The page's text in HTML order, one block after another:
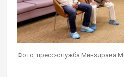
Фото: пресс-служба Минздрава